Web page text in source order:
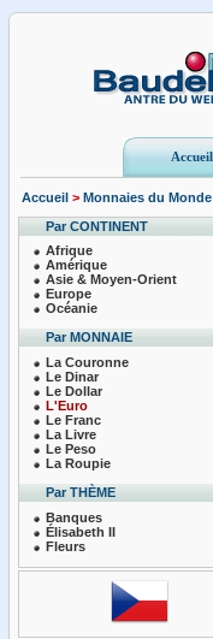
Accueil
Accueil > Monnaies du Monde
Par CONTINENT
Afrique
Amérique
Asie & Moyen-Orient
Europe
Océanie
Par MONNAIE
La Couronne
Le Dinar
Le Dollar
L'Euro
Le Franc
La Livre
Le Peso
La Roupie
Par THÈME
Banques
Élisabeth II
Fleurs